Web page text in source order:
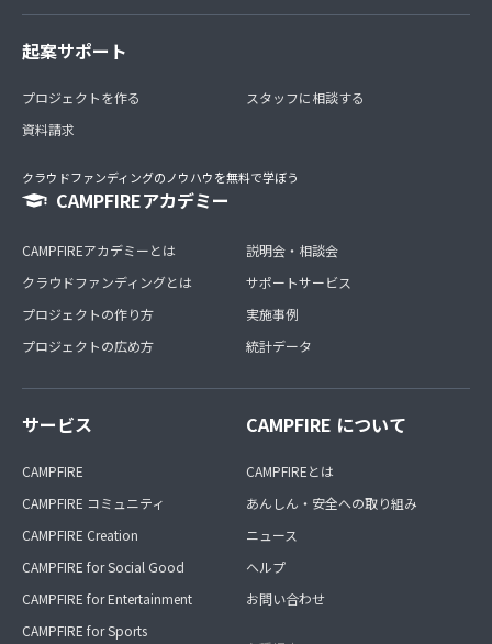
起案サポート
プロジェクトを作る
資料請求
スタッフに相談する
クラウドファンディングのノウハウを無料で学ぼう
CAMPFIREアカデミー
CAMPFIREアカデミーとは
クラウドファンディングとは
プロジェクトの作り方
プロジェクトの広め方
説明会・相談会
サポートサービス
実施事例
統計データ
サービス
CAMPFIRE
CAMPFIRE コミュニティ
CAMPFIRE Creation
CAMPFIRE for Social Good
CAMPFIRE for Entertainment
CAMPFIRE for Sports
CAMPFIRE について
CAMPFIREとは
あんしん・安全への取り組み
ニュース
ヘルプ
お問い合わせ